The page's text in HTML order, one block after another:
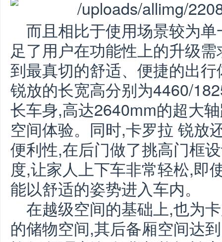
而且相比于使用场景较为
足了用户在功能性上的升级
到最真切的舒适、便捷的出
锐放的长宽高分别为4460/
长车身,高达2640mm的超大
空间体验。同时,卡罗拉 锐放
便利性,在后门做了挑高门框
度,让家人上下车非常轻松,即
能以舒适的姿势进入车内。
在越级空间的基础上,也为
的储物空间,其后备厢空间达